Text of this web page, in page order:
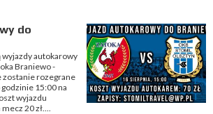
do
autokarowy
Braniewo -
zostanie rozegrane
15:00 na
wyjazdu
20 zł....